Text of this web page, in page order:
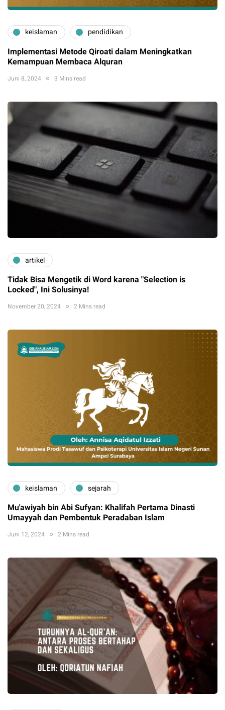
keislaman pendidikan
Implementasi Metode Qiroati dalam Meningkatkan
Kemampuan Membaca Alquran
Juni 8, 2024 3 Mins read
artikel
Tidak Bisa Mengetik di Word karena "Selection is
Locked", Ini Solusinya!
November 20, 2024 2 Mins read
keislaman sejarah
Mu'awiyah bin Abi Sufyan: Khalifah Pertama Dinasti
Umayyah dan Pembentuk Peradaban Islam
Juni 12, 2024 2 Mins read